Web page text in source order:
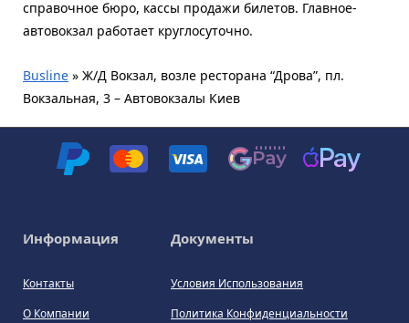
справочное бюро, кассы продажи билетов. Главное-
автовокзал работает круглосуточно.
Busline » Ж/Д Вокзал, возле ресторана “Дрова”, пл.
Вокзальная, 3 – Автовокзалы Киев
Информация
Контакты
О Компании
Документы
Условия Использования
Политика Конфиденциальности